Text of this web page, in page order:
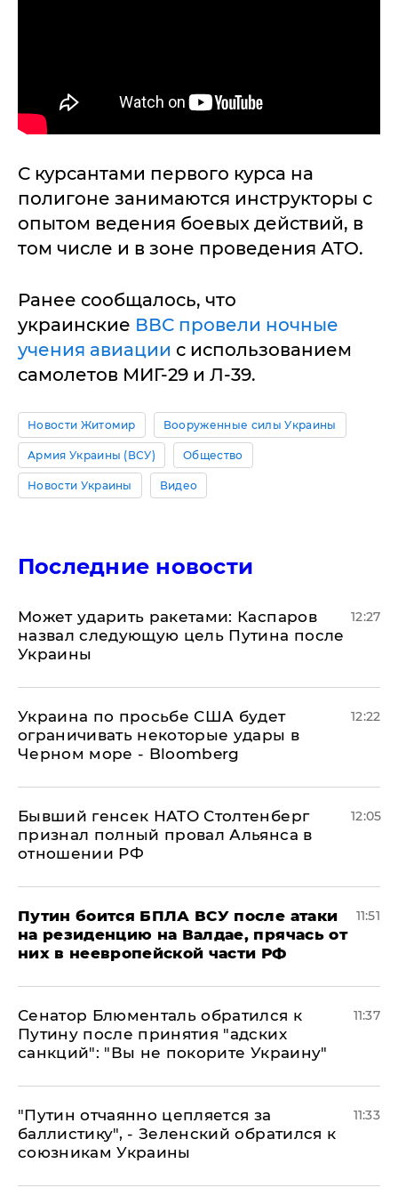
С курсантами первого курса на
полигоне занимаются инструкторы с
опытом ведения боевых действий, в
том числе и в зоне проведения АТО.
Ранее сообщалось, что
украинские ВВС провели ночные
учения авиации с использованием
самолетов МИГ-29 и Л-39.
Новости Житомир Вооруженные силы Украины
Армия Украины (ВСУ) Общество
Новости Украины Видео
Последние новости
Может ударить ракетами: Каспаров
назвал следующую цель Путина после
Украины
12:27
Украина по просьбе США будет
ограничивать некоторые удары в
Черном море - Bloomberg
12:22
Бывший генсек НАТО Столтенберг
признал полный провал Альянса в
отношении РФ
12:05
Путин боится БПЛА ВСУ после атаки
на резиденцию на Валдае, прячась от
них в неевропейской части РФ
11:51
Сенатор Блюменталь обратился к
Путину после принятия "адских
санкций": "Вы не покорите Украину"
11:37
"Путин отчаянно цепляется за
баллистику", - Зеленский обратился к
союзникам Украины
11:33